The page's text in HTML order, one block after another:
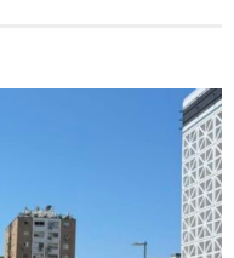
בדיקות פוליגרף – מתי
בהשערות?